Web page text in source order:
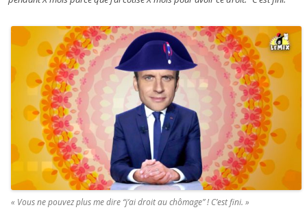
« Vous ne pouvez plus me dire “j’ai droit au chômage” ! C’est fini. »